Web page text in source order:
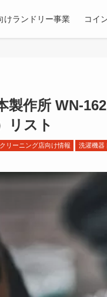
けランドリー事業 コイ
製作所 WN-
リスト
クリーニング店向け情報 洗濯機器